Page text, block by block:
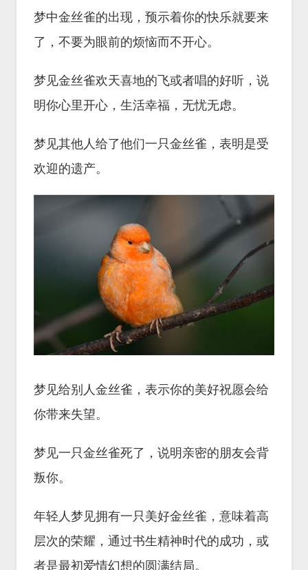
梦中金丝雀的出现，预示着你的快乐就要来
了，不要为眼前的烦恼而不开心。
梦见金丝雀欢天喜地的飞或者唱的好听，说
明你心里开心，生活幸福，无忧无虑。
梦见其他人给了他们一只金丝雀，表明是受
欢迎的遗产。
梦见给别人金丝雀，表示你的美好祝愿会给
你带来失望。
梦见一只金丝雀死了，说明亲密的朋友会背
叛你。
年轻人梦见拥有一只美好金丝雀，意味着高
层次的荣耀，通过书生精神时代的成功，或
者是最初爱情幻想的圆满结局。